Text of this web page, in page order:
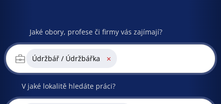
Jaké obory, profese či firmy vás zajímají?
Údržbář / Údržbářka ×
V jaké lokalitě hledáte práci?